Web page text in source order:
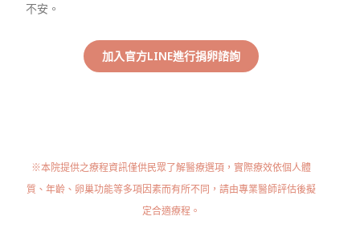
不安。
加入官方LINE進行捐卵諮詢
※本院提供之療程資訊僅供民眾了解醫療選項，實際療效依個人體
質、年齡、卵巢功能等多項因素而有所不同，請由專業醫師評估後擬
定合適療程。